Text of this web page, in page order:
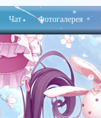
Чат Фотогалерея